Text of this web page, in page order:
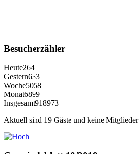
Besucherzähler
Heute264
Gestern633
Woche5058
Monat6899
Insgesamt918973
Aktuell sind 19 Gäste und keine Mitglieder